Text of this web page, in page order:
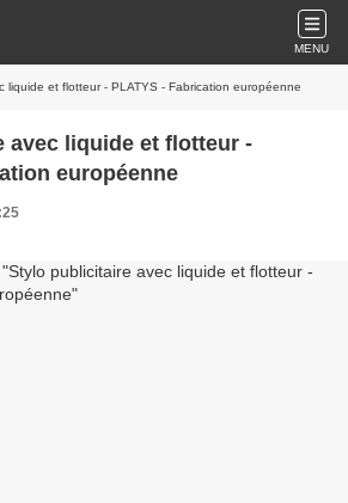
MENU
liquide et flotteur - PLATYS - Fabrication européenne
avec liquide et flotteur -
européenne